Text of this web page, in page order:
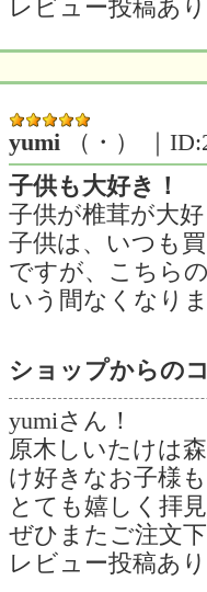
レビュー投稿あ
yumi （・）
｜
子供も大好き！
子供が椎茸が大
子供は、いつも
ですが、こちら
いう間なくなり
ショップからの
yumiさん！
原木しいたけは
け好きなお子様
とても嬉しく拝
ぜひまたご注文
レビュー投稿あ